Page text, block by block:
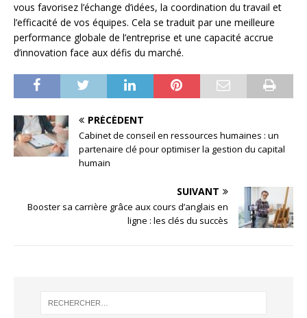
vous favorisez l’échange d’idées, la coordination du travail et
l’efficacité de vos équipes. Cela se traduit par une meilleure
performance globale de l’entreprise et une capacité accrue
d’innovation face aux défis du marché.
PRÉCÉDENT
Cabinet de conseil en ressources humaines : un
partenaire clé pour optimiser la gestion du capital
humain
SUIVANT
Booster sa carrière grâce aux cours d’anglais en
ligne : les clés du succès